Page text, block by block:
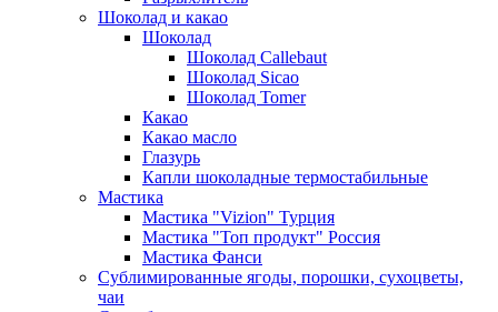
Шоколад и какао
Шоколад
Шоколад Callebaut
Шоколад Sicao
Шоколад Tomer
Какао
Какао масло
Глазурь
Капли шоколадные термостабильные
Мастика
Мастика "Vizion" Турция
Мастика "Топ продукт" Россия
Мастика Фанси
Сублимированные ягоды, порошки, сухоцветы,
чаи